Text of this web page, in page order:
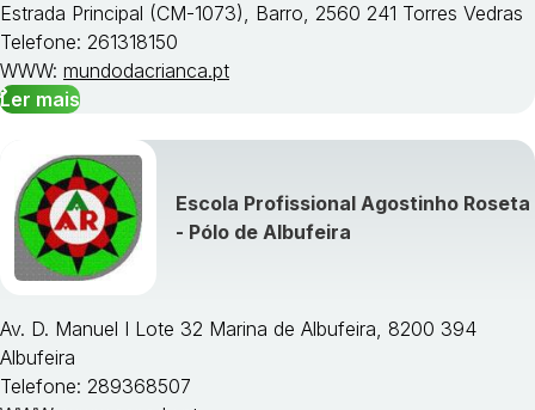
Estrada Principal (CM-1073), Barro, 2560 241 Torres Vedras
Telefone: 261318150
WWW: mundodacrianca.pt
Ler mais
Escola Profissional Agostinho Roseta
- Pólo de Albufeira
Av. D. Manuel I Lote 32 Marina de Albufeira, 8200 394
Albufeira
Telefone: 289368507